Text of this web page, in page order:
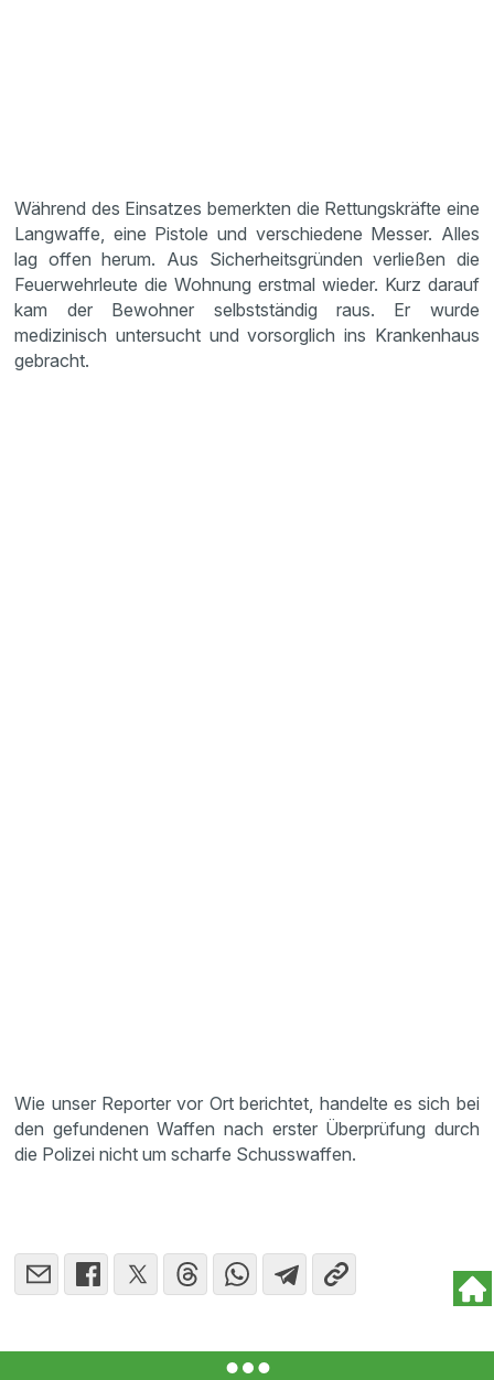
Während des Einsatzes bemerkten die Rettungskräfte eine
Langwaffe, eine Pistole und verschiedene Messer. Alles
lag offen herum. Aus Sicherheitsgründen verließen die
Feuerwehrleute die Wohnung erstmal wieder. Kurz darauf
kam der Bewohner selbstständig raus. Er wurde
medizinisch untersucht und vorsorglich ins Krankenhaus
gebracht.
Wie unser Reporter vor Ort berichtet, handelte es sich bei
den gefundenen Waffen nach erster Überprüfung durch
die Polizei nicht um scharfe Schusswaffen.